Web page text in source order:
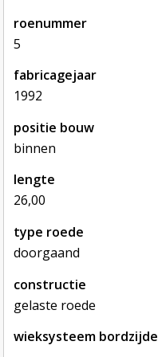
roenummer
5
fabricagejaar
1992
positie bouw
binnen
lengte
26,00
type roede
doorgaand
constructie
gelaste roede
wieksysteem bordzijde